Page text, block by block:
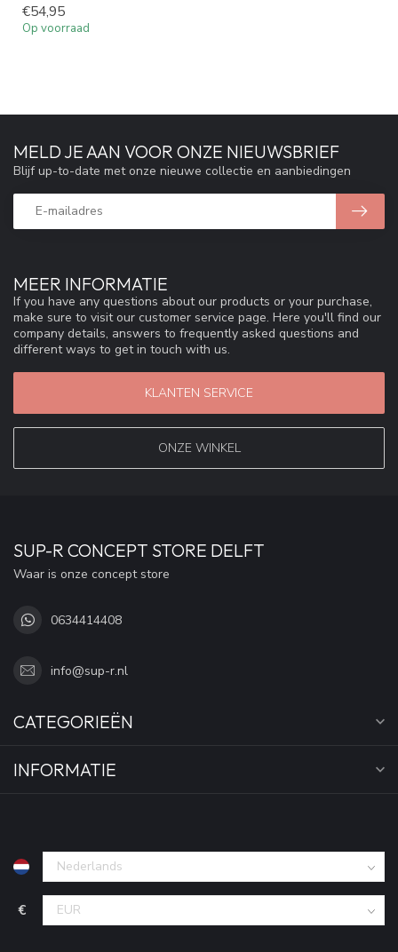
€54,95
Op voorraad
MEER INFORMATIE
If you have any questions about our products or your purchase,
make sure to visit our customer service page. Here you'll find our
company details, answers to frequently asked questions and
different ways to get in touch with us.
KLANTEN SERVICE
ONZE WINKEL
MELD JE AAN VOOR ONZE NIEUWSBRIEF
Blijf up-to-date met onze nieuwe collectie en aanbiedingen
SUP-R CONCEPT STORE DELFT
Waar is onze concept store
0634414408
info@sup-r.nl
CATEGORIEËN
INFORMATIE
€